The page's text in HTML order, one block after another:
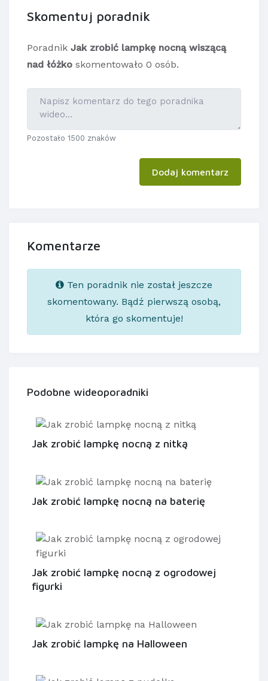
Skomentuj poradnik
Poradnik Jak zrobić lampkę nocną wiszącą
nad łóżko skomentowało 0 osób.
Pozostało 1500 znaków
Dodaj komentarz
Komentarze
Ten poradnik nie został jeszcze
skomentowany. Bądź pierwszą osobą,
która go skomentuje!
Podobne wideoporadniki
Jak zrobić lampkę nocną z nitką
Jak zrobić lampkę nocną na baterię
Jak zrobić lampkę nocną z ogrodowej
figurki
Jak zrobić lampkę na Halloween